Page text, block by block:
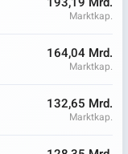
Marktkap.
164,04 Mrd.
Marktkap.
132,65 Mrd.
Marktkap.